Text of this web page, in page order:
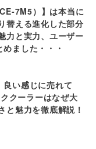
7M5）】は本当に
替える進化した部分
力と実力、ユーザー
ました・・・
良い感じに売れて
クーラーはなぜ大
と魅力を徹底解説！